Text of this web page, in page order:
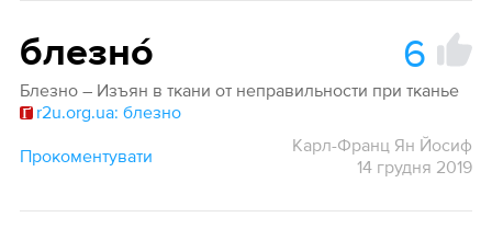
блезно́ 6
Блезно – Изъян в ткани от неправильности при тканье
r2u.org.ua: блезно
Прокоментувати
Карл-Франц Ян Йосиф
14 грудня 2019